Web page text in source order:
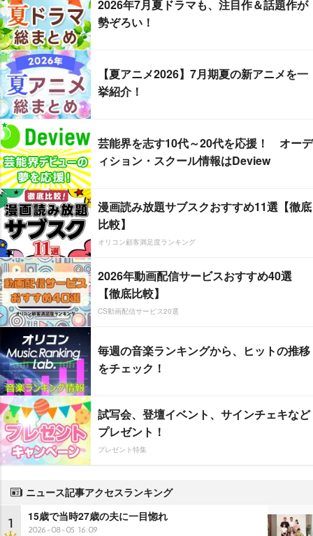
2026年7月夏ドラマも、注目作＆話題作が
勢ぞろい！
【夏アニメ2026】7月期夏の新アニメを一
挙紹介！
芸能界を志す10代～20代を応援！ オーデ
ィション・スクール情報はDeview
漫画読み放題サブスクおすすめ11選【徹底
比較】
オリコン顧客満足度ランキング
2026年動画配信サービスおすすめ40選
【徹底比較】
CS動画配信サービス20選
毎週の音楽ランキングから、ヒットの推移
をチェック！
試写会、登壇イベント、サインチェキなど
プレゼント！
プレゼント特集
ニュース記事アクセスランキング
1 15歳で当時27歳の夫に一目惚れ
2026-08-05 16:09